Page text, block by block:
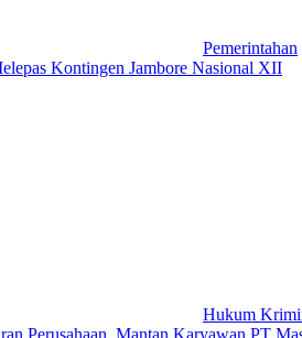
Pemerintahan
Kontingen Jambore Nasional XII
Hukum
Perusahaan, Mantan Karyawan PT